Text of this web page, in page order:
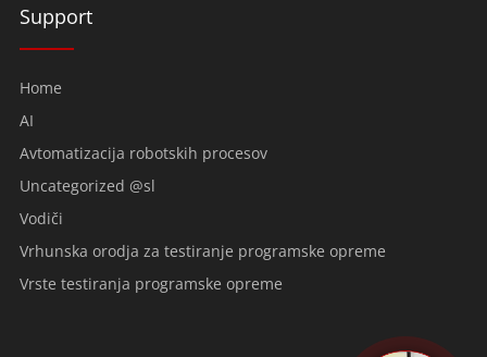
Support
Home
AI
Avtomatizacija robotskih procesov
Uncategorized @sl
Vodiči
Vrhunska orodja za testiranje programske opreme
Vrste testiranja programske opreme